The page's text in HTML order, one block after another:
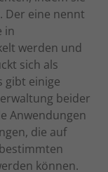
Der eine nennt
in
werden und
sich als
gibt einige
beider
Anwendungen
die auf
können.